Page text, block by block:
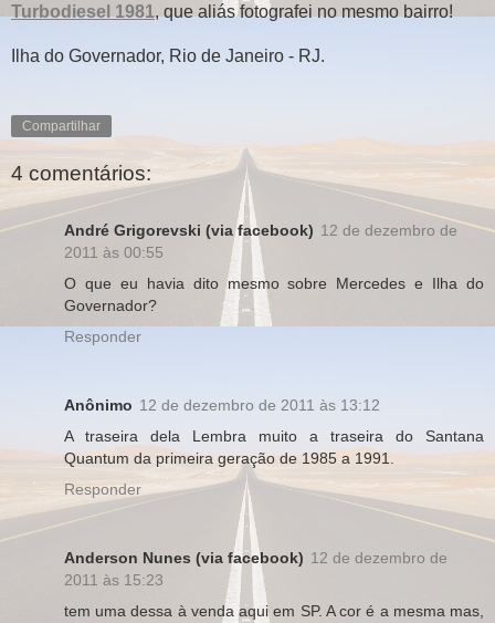
Turbodiesel 1981, que aliás fotografei no mesmo bairro!
Ilha do Governador, Rio de Janeiro - RJ.
Compartilhar
4 comentários:
André Grigorevski (via facebook) 12 de dezembro de
2011 às 00:55
O que eu havia dito mesmo sobre Mercedes e Ilha do
Governador?
Responder
Anônimo 12 de dezembro de 2011 às 13:12
A traseira dela Lembra muito a traseira do Santana
Quantum da primeira geração de 1985 a 1991.
Responder
Anderson Nunes (via facebook) 12 de dezembro de
2011 às 15:23
tem uma dessa à venda aqui em SP. A cor é a mesma mas,